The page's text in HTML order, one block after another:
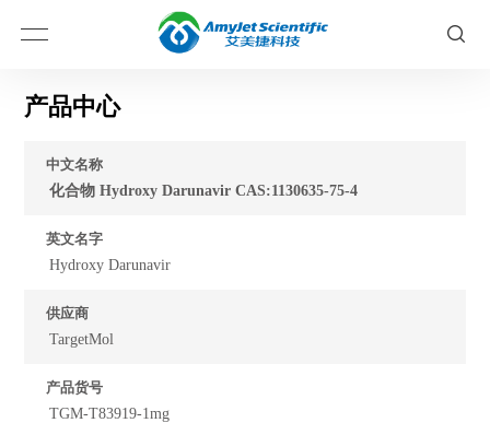
产品中心
中文名称
化合物 Hydroxy Darunavir CAS:1130635-75-4
英文名字
Hydroxy Darunavir
供应商
TargetMol
产品货号
TGM-T83919-1mg